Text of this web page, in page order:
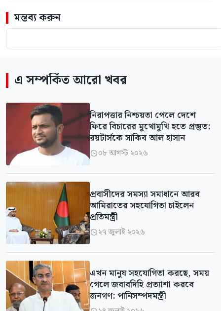
মন্তব্য করুন
এ সম্পর্কিত আরো খবর
নিরাপত্তার নিশ্চয়তা পেলে দেশে
ফিরে বিচারের মুখোমুখি হতে প্রস্তুত:
রয়টার্সকে সাকিব আল হাসান
০৮ আগস্ট ২০২৬
প্রবাসীদের সমস্যা সমাধানে আরব
আমিরাতের সহযোগিতা চাইলেন
প্রতিমন্ত্রী
২৭ জুলাই ২০২৬
এখন মানুষ সহযোগিতা করছে, সময়
গেলে জবাবদিহি প্রত্যাশা করবে
জনগণ: পানিসম্পদমন্ত্রী